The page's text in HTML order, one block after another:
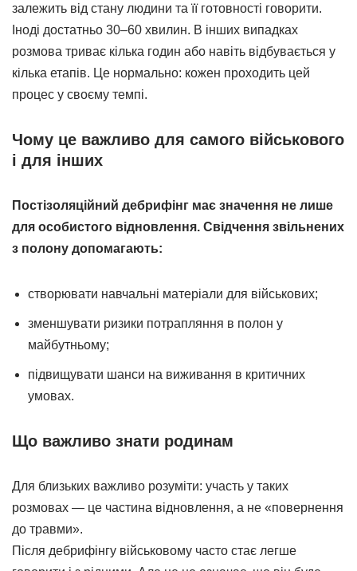
залежить від стану людини та її готовності говорити.
Іноді достатньо 30–60 хвилин. В інших випадках
розмова триває кілька годин або навіть відбувається у
кілька етапів. Це нормально: кожен проходить цей
процес у своєму темпі.
Чому це важливо для самого військового
і для інших
Постізоляційний дебрифінг має значення не лише
для особистого відновлення. Свідчення звільнених
з полону допомагають:
створювати навчальні матеріали для військових;
зменшувати ризики потрапляння в полон у
майбутньому;
підвищувати шанси на виживання в критичних
умовах.
Що важливо знати родинам
Для близьких важливо розуміти: участь у таких
розмовах — це частина відновлення, а не «повернення
до травми».
Після дебрифінгу військовому часто стає легше